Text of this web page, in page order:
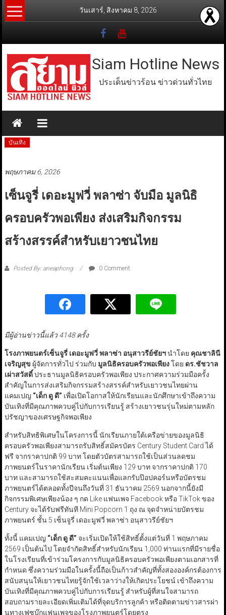
Skip
to
วันเสาร์, สิงหาคม 8, 2026
Siam Hotline News
ประเด็นข่าวร้อน ข่าวด่วนทั่วไทย
บันเทิง
พฤษภาคม 6, 2026
เซ็นจูรี่ เดอะมูฟวี่ พลาซ่า จับมือ มูลนิธิ
ครอบครัวพอเพียง ส่งเสริมกิจกรรม
สร้างสรรค์สำหรับเยาวชนไทย
Posted By: aneaphong 0 Comment
มีผู้อ่านข่าวนี้แล้ว 4148 ครั้ง
โรงภาพยนตร์เซ็นจูรี่ เดอะมูฟวี่ พลาซ่า อนุสาวรีย์ชัยฯนำโดย คุณชาลินี
เจริญสุข ผู้จัดการทั่วไป ร่วมกับ มูลนิธิครอบครัวพอเพียงโดย ดร.ชัชวาล
เผ่าสวัสดิ์ประธานมูลนิธิครอบครัวพอเพียง ประกาศความร่วมมือครั้ง
สำคัญในการส่งเสริมกิจกรรมสร้างสรรค์สำหรับเยาวชนไทยผ่าน
แคมเปญ “เด็ก ดู ดี” เพื่อเปิดโอกาสให้นักเรียนและนักศึกษาเข้าถึงความ
บันเทิงที่มีคุณภาพควบคู่ไปกับการเรียนรู้ สร้างเยาวชนรุ่นใหม่ตามหลัก
ปรัชญาของเศรษฐกิจพอเพียง
สำหรับสิทธิพิเศษในโครงการนี้ นักเรียนภายใต้เครือข่ายของมูลนิธิ
ครอบครัวพอเพียงสามารถรับสิทธิ์สมัครบัตร Century Student Card ได้
ฟรี จากราคาปกติ 99 บาท โดยตัวบัตรสามารถใช้เป็นส่วนลดชม
ภาพยนตร์ในราคานักเรียน เริ่มต้นเพียง 129 บาท จากราคาปกติ 170
บาท และสามารถใช้สะสมคะแนนเพื่อแลกรับป๊อปคอร์นหรือบัตรชม
ภาพยนตร์ได้ตลอดทั้งปีจนถึงวันที่ 31 ธันวาคม 2569 นอกจากนี้ยังมี
กิจกรรมพิเศษเพียงน้อง ๆ กด Like แฟนเพจ Facebook หรือ TikTok ของ
Century จะได้รับฟรีทันที Mini Popcorn 1 ถุง ณ จุดจำหน่ายบัตรชม
ภาพยนตร์ ชั้น 5 เซ็นจูรี่ เดอะมูฟวี่ พลาซ่า อนุสาวรีย์ชัยฯ
ทั้งนี้ แคมเปญ “เด็ก ดู ดี” จะเริ่มเปิดให้ใช้สิทธิ์ตั้งแต่วันที่ 1 พฤษภาคม
2569 เป็นต้นไป โดยจำกัดสิทธิ์สำหรับนักเรียน 1,000 ท่านแรกที่มีรายชื่อ
ในโรงเรียนที่เข้าร่วมโครงการกับมูลนิธิครอบครัวพอเพียงตามเอกสารที่
กำหนด ซึ่งความร่วมมือในครั้งนี้ถือเป็นก้าวสำคัญที่ทั้งสององค์กรต้องการ
สนับสนุนให้เยาวชนไทยรู้จักใช้เวลาว่างให้เกิดประโยชน์ เข้าถึงความ
บันเทิงที่มีคุณภาพควบคู่ไปกับการเรียนรู้ สำหรับผู้ที่สนใจสามารถ
สอบถามรายละเอียดเพิ่มเติมได้ที่จุดบริการลูกค้า หรือติดตามข่าวสารผ่า
นทางเฟซบุ๊กแฟนเพจของโรงภาพยนตร์โดยตรง